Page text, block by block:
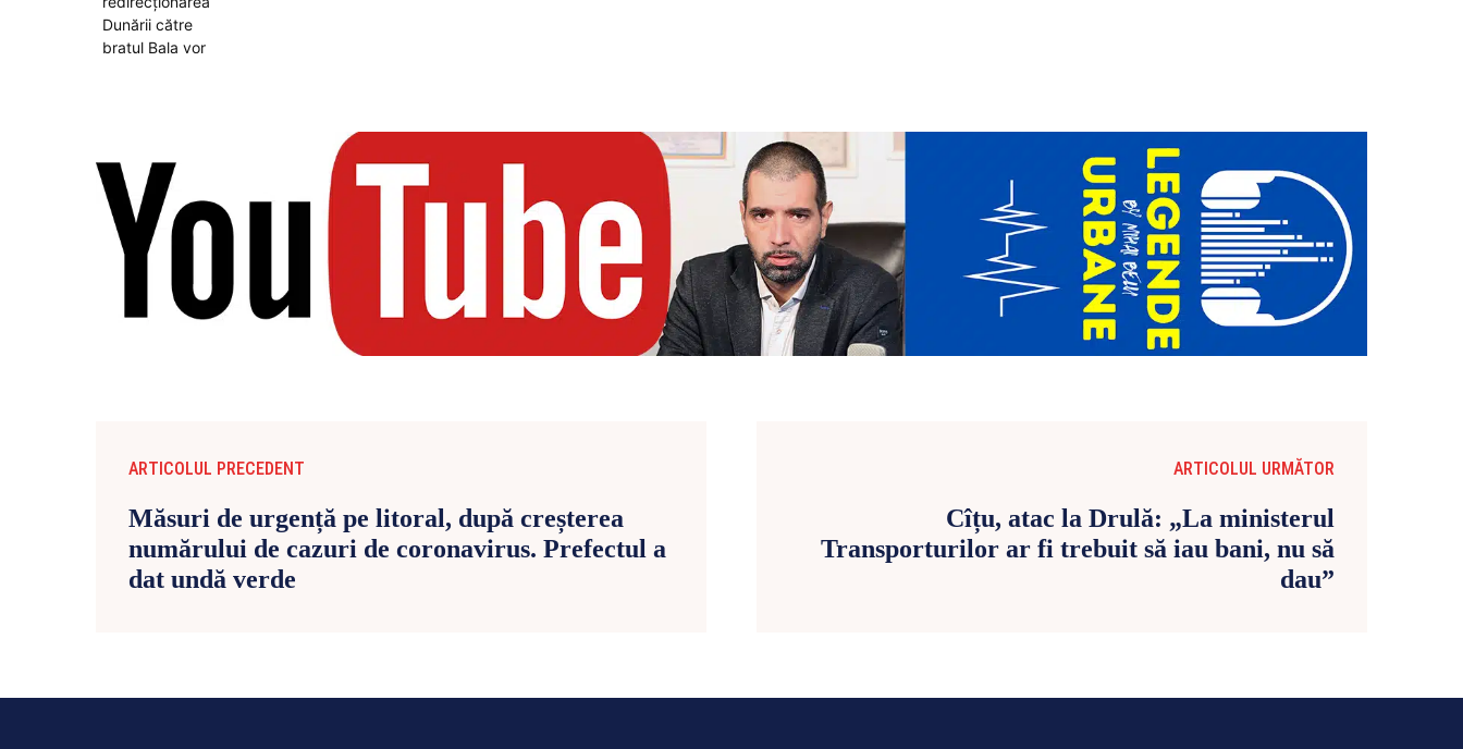
ARTICOLUL PRECEDENT
Măsuri de urgență pe litoral, după creșterea
numărului de cazuri de coronavirus. Prefectul a
dat undă verde
ARTICOLUL URMĂTOR
Cîțu, atac la Drulă: „La ministerul
Transporturilor ar fi trebuit să iau bani, nu să
dau”